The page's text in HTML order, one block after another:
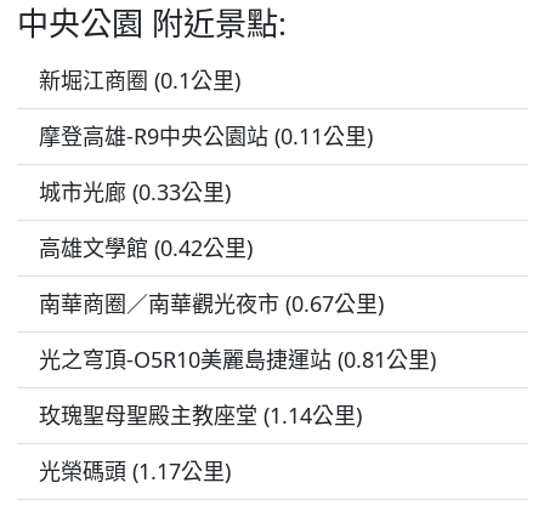
中央公園 附近景點:
新堀江商圈 (0.1公里)
摩登高雄-R9中央公園站 (0.11公里)
城市光廊 (0.33公里)
高雄文學館 (0.42公里)
南華商圈／南華觀光夜市 (0.67公里)
光之穹頂-O5R10美麗島捷運站 (0.81公里)
玫瑰聖母聖殿主教座堂 (1.14公里)
光榮碼頭 (1.17公里)